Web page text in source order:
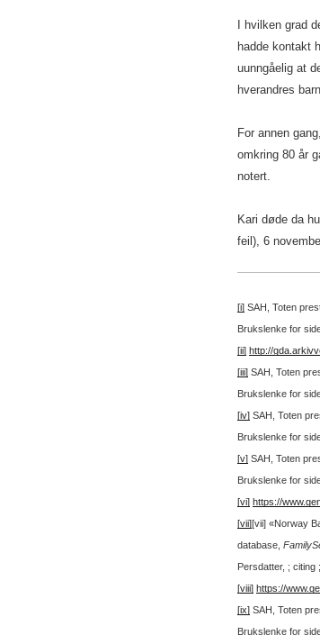
I hvilken grad
hadde kontakt
uunngåelig at
hverandres
For annen
omkring 80 år
notert.
Kari døde da
feil), 6
[i]SAH, Toten
Brukslenke for
[ii] http://
[iii]SAH, Toten
Brukslenke for
[iv]SAH, Toten
Brukslenke for
[v]SAH, Toten
Brukslenke for
[vi] https://
[vii][vii] «Norway
database,
Persdatter, ; citing
[viii] https://
[ix]SAH, Toten
Brukslenke for